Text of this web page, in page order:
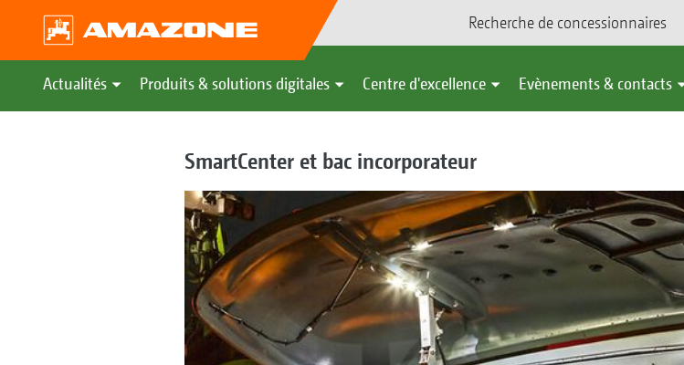
Recherche de concessionnaires
Actualités Produits & solutions digitales Centre d'excellence Evènements & contacts
SmartCenter et bac incorporateur